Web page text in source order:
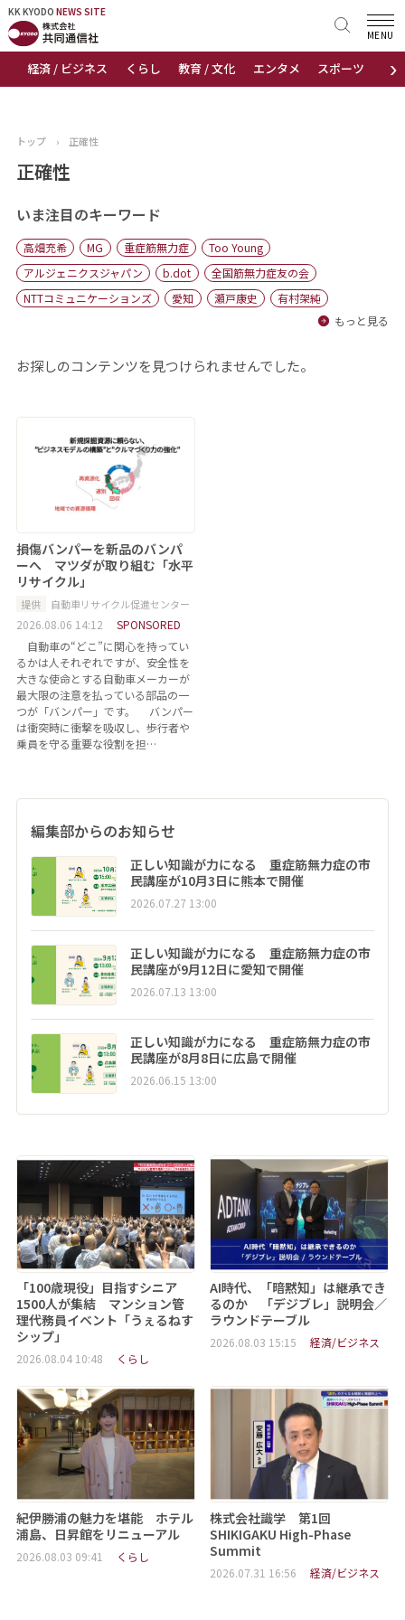
KK KYODO NEWS SITE
›
経済 / ビジネス くらし 教育 / 文化 エンタメ スポーツ 地域
MENU
KK KYODONEWS SITE
トップページ
ニュース
おすすめコンテンツ
出版物
会社概要
トップ › 正確性
正確性
いま注目のキーワード
高畑充希 MG 重症筋無力症
Too Young
アルジェニクスジャパン
b.dot
全国筋無力症友の会
NTTコミュニケーションズ
愛知 瀬戸康史
有村架純
もっと見る
お探しのコンテンツを見つけられませんでした。
損傷バンパーを新品のバンパ
ーへ マツダが取り組む「水平
リサイクル」
提供 自動車リサイクル促進センター
2026.08.06 14:12
SPONSORED
自動車の“どこ”に関心を持ってい
るかは人それぞれですが、安全性を
大きな使命とする自動車メーカーが
最大限の注意を払っている部品の一
つが「バンパー」です。 バンパー
は衝突時に衝撃を吸収し、歩行者や
乗員を守る重要な役割を担…
編集部からのお知らせ
正しい知識が力になる 重症筋無力症の市
民講座が10月3日に熊本で開催
2026.07.27 13:00
正しい知識が力になる 重症筋無力症の市
民講座が9月12日に愛知で開催
2026.07.13 13:00
正しい知識が力になる 重症筋無力症の市
民講座が8月8日に広島で開催
2026.06.15 13:00
「100歳現役」目指すシニア
1500人が集結 マンション管
理代務員イベント「うぇるねす
シップ」
2026.08.04 10:48 くらし
AI時代、「暗黙知」は継承でき
るのか 「デジブレ」説明会／
ラウンドテーブル
2026.08.03 15:15 経済/ビジネス
紀伊勝浦の魅力を堪能 ホテル
浦島、日昇館をリニューアル
2026.08.03 09:41 くらし
株式会社識学 第1回
SHIKIGAKU High-Phase
Summit
2026.07.31 16:56 経済/ビジネス